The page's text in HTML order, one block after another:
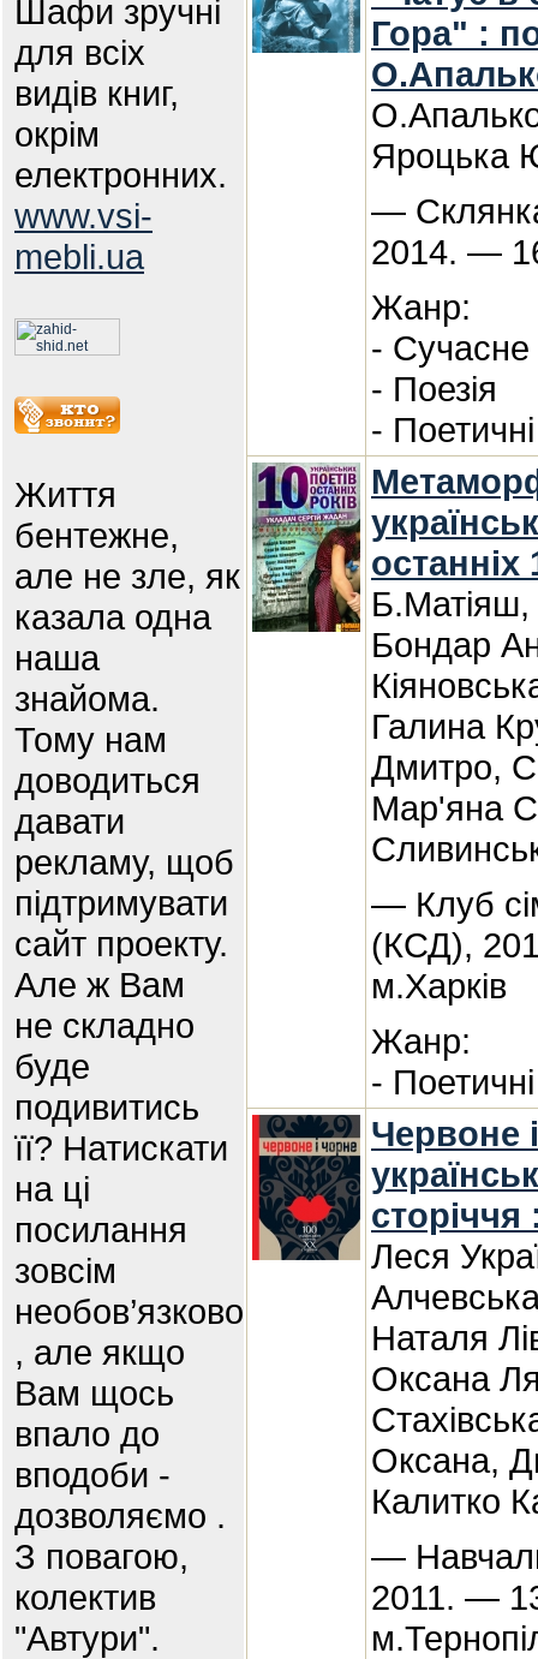
Шафи зручні
для всіх
видів книг,
окрім
електронних.
www.vsi-
mebli.ua
Життя
бентежне,
але не зле, як
казала одна
наша
знайома.
Тому нам
доводиться
давати
рекламу, щоб
підтримувати
сайт проекту.
Але ж Вам
не складно
буде
подивитись
її? Натискати
на ці
посилання
зовсім
необов’язково
, але якщо
Вам щось
впало до
вподоби -
дозволяємо .
З повагою,
колектив
"Автури".
Гора" :
Яроцька
—
2014. —
Жанр:
- Сучасне
- Поезія
- Поетичні
останніх
Бондар
Галина
Дмитро,
Мар'яна
— Клуб
(КСД),
м.Харків
Жанр:
- Поетичні
Червоне
сторіччя
Леся
Наталя
Оксана
Оксана,
Калитко
—
2011. —